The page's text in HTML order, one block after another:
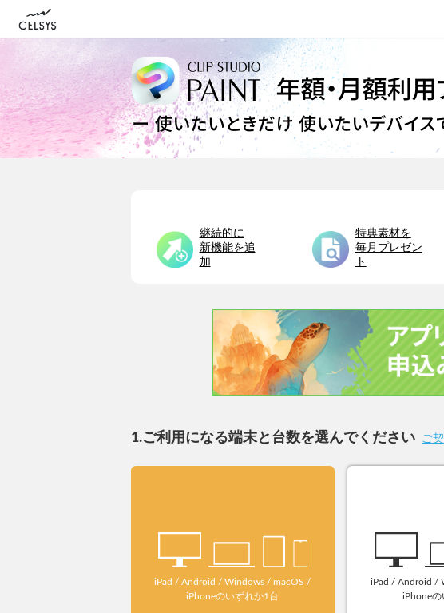
継続的に
新機能を追
加
特典素材を
毎月プレゼン
ト
1.ご利用になる端末と台数を選んでください ご
iPad / Android / Windows / macOS /
iPhoneのいずれか1台
iPad / Android /
iPhoneの